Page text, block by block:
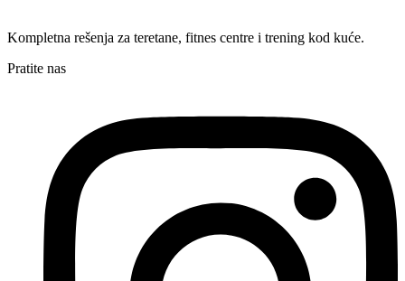
Kompletna rešenja za teretane, fitnes centre i trening kod kuće.
Pratite nas